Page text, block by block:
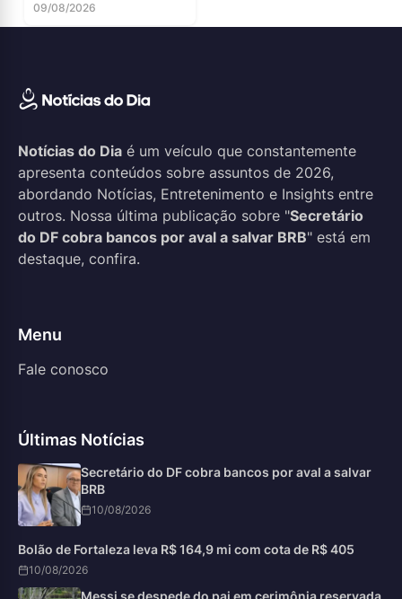
09/08/2026
Notícias do Dia é um veículo que constantemente
apresenta conteúdos sobre assuntos de 2026,
abordando Notícias, Entretenimento e Insights entre
outros. Nossa última publicação sobre "Secretário
do DF cobra bancos por aval a salvar BRB" está em
destaque, confira.
Menu
Fale conosco
Últimas Notícias
Secretário do DF cobra bancos por aval a salvar
BRB
10/08/2026
Bolão de Fortaleza leva R$ 164,9 mi com cota de R$ 405
10/08/2026
Messi se despede do pai em cerimônia reservada